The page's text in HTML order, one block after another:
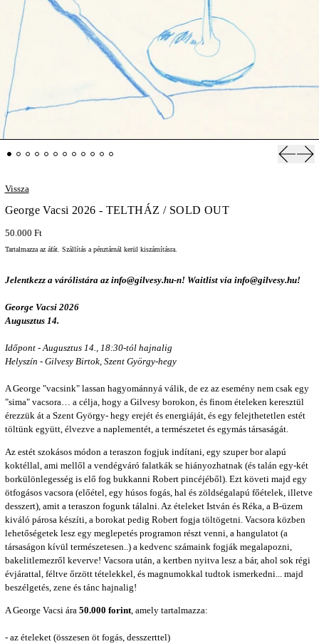
Vissza
George Vacsi 2026 - TELTHÁZ / SOLD OUT
50.000 Ft
Tartalmazza az áfát. Szállítása pénztárnál kerül kiszámításra.
Jelentkezz a várólistára az info@gilvesy.hu-n! Waitlist via info@gilvesy.hu!
George Vacsi 2026
Augusztus 14.
Időpont - Augusztus 14., 18:30-tól hajnalig
Helyszín - Gilvesy Birtok, Szent György-hegy
A George "vacsink" lassan hagyománnyá válik, de ez az esemény nem csak egy
"sima" vacsora… a célja, hogy a Gilvesy borokon, és finom ételeken keresztül
érezzük át a Szent György- hegy erejét és energiáját, és egy felejthetetlen estét
töltünk együtt, élvezve a naplementét, a természetet és egymás társaságát.
Az estét szokásos módon a teraszon fogjuk indítani, egy szuper bor alapú
koktéllal, ami mellől a vendégváró falatkák se hiányozhatnak (és talán egy-két
borkülönlegesség is elő fog bukkanni Robert pincéjéből). Ezt követi majd egy
ötfogásos vacsora (előétel, egy húsos fogás, hal és zöldségalapú főételek, illetve
desszert), amit a teraszon fogunk tálalni. Az ételeket István és Réka, a B-üzem
kiváló párosa készíti, a borokat pedig Robert fogja töltögetni. Vacsora közben
lehetőségetek lesz egy meglepetés programon részt venni, a hangulatot (a
társaságon kívül természetesen..) a kedvenc számaink fogják megalapozni,
bakelitlemezről keverve! Vacsora után, a kertben nyitva lesz a bár, ahol sok régi
évjárattal, féltve őrzött tételekkel, és magnumokkal tudtok ismerkedni... majd
beszélgetés, zene és tánc hajnalig!
A George Vacsi ára 50.000 forint, amely tartalmazza:
- az ételeket (összesen öt fogás, desszerttel)